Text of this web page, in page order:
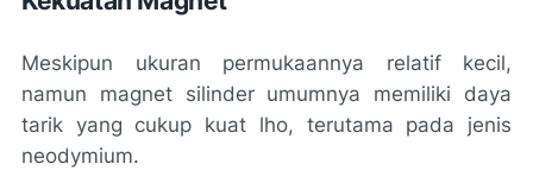
Meskipun ukuran permukaannya relatif kecil,
namun magnet silinder umumnya memiliki daya
tarik yang cukup kuat lho, terutama pada jenis
neodymium.